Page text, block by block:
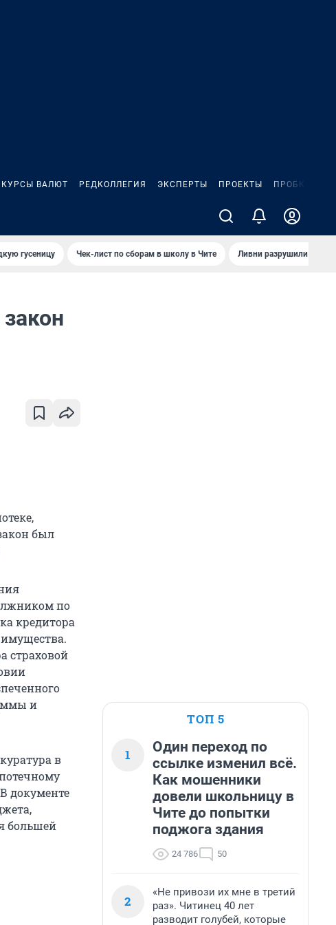
КУРСЫ ВАЛЮТ РЕДКОЛЛЕГИЯ ЭКСПЕРТЫ ПРОЕКТЫ ПРОБКИ
гусеницу Чек-лист по сборам в школу в Чите Ливни разрушили
был
по
кредитора
страховой
и
в
документе
большей
ТОП 5
1
Один переход по
ссылке изменил всё.
Как мошенники
довели школьницу в
Чите до попытки
поджога здания
24 786 50
2
«Не привози их мне в третий
раз». Читинец 40 лет
разводит голубей, которые